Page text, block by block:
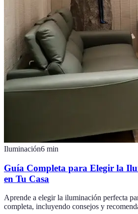
Iluminación6 min
Guía Completa para Elegir la
en Tu Casa
Aprende a elegir la iluminación perfecta
completa, incluyendo consejos y